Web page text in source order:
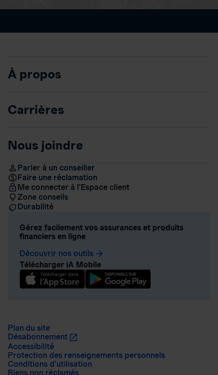
À propos
Carrières
Nous joindre
Parler à un conseiller
Faire une réclamation
Me connecter à l’Espace client
Zone conseils
Durabilité
Gérez facilement vos assurances et produits
financiers en ligne
Découvrir nos outils arrow_forward
Télécharger iA Mobile
Plan du site
Désabonnement
Accessibilité
Protection des renseignements personnels
Conditions d’utilisation
Biens non réclamés